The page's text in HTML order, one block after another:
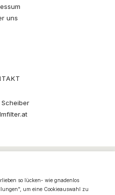
uns
Scheiber
so lücken- wie gnadenlos
um eine Cookieauswahl zu